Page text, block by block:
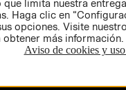
que limita nuestra
Haga clic en
opciones. Visite
más información.
Aviso de cookies y